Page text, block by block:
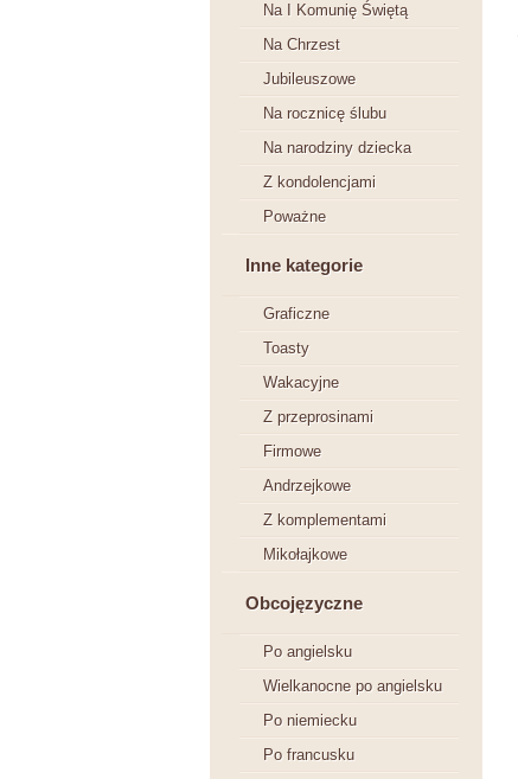
Na I Komunię Świętą
Na Chrzest
Jubileuszowe
Na rocznicę ślubu
Na narodziny dziecka
Z kondolencjami
Poważne
Inne kategorie
Graficzne
Toasty
Wakacyjne
Z przeprosinami
Firmowe
Andrzejkowe
Z komplementami
Mikołajkowe
Obcojęzyczne
Po angielsku
Wielkanocne po angielsku
Po niemiecku
Po francusku